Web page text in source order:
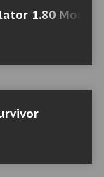
1.80 Mod